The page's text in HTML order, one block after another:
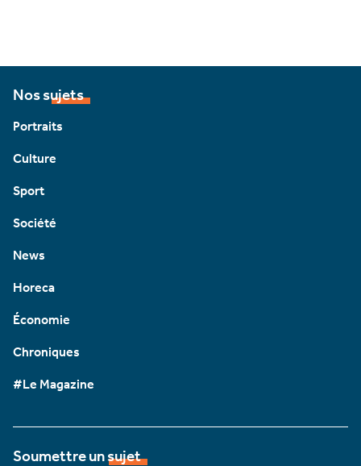
Nos sujets
Portraits
Culture
Sport
Société
News
Horeca
Économie
Chroniques
#Le Magazine
Soumettre un sujet